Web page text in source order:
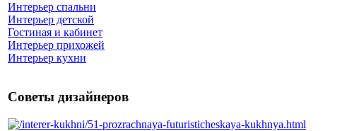
Интерьер спальни
Интерьер детской
Гостиная и кабинет
Интерьер прихожей
Интерьер кухни
Советы дизайнеров